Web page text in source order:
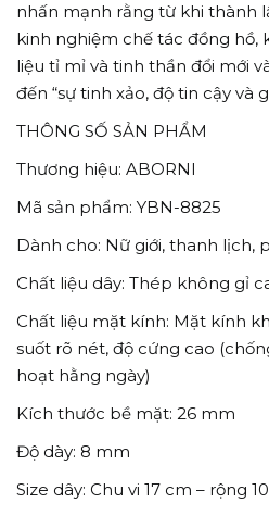
nhấn mạnh rằng từ khi thành
kinh nghiệm chế tác đồng hồ,
liệu tỉ mỉ và tinh thần đổi mới
đến “sự tinh xảo, độ tin cậy và
THÔNG SỐ SẢN PHẨM
Thương hiệu: ABORNI
Mã sản phẩm: YBN-8825
Dành cho: Nữ giới, thanh lịch,
Chất liệu dây: Thép không gỉ
Chất liệu mặt kính: Mặt kính
suốt rõ nét, độ cứng cao
hoạt hằng ngày)
Kích thước bề mặt: 26 mm
Độ dày: 8 mm
Size dây: Chu vi 17 cm – rộng